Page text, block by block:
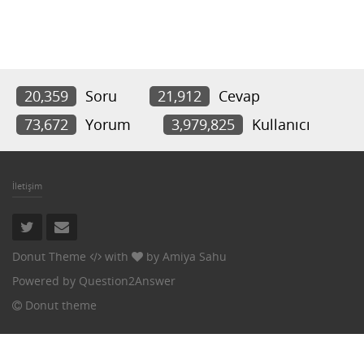
20,359 Soru 21,912
Cevap
73,672
Yorum 3,979,825 Kullanıcı
İletişim
Donut Theme with by Amiya Sahu
Powered by Question2Answer
Donut theme